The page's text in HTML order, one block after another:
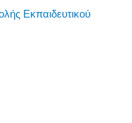
Εκπαιδευτικού